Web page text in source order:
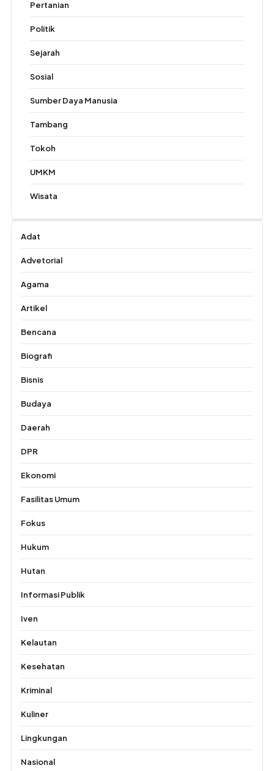
Pertanian
Politik
Sejarah
Sosial
Sumber Daya Manusia
Tambang
Tokoh
UMKM
Wisata
Adat
Advetorial
Agama
Artikel
Bencana
Biografi
Bisnis
Budaya
Daerah
DPR
Ekonomi
Fasilitas Umum
Fokus
Hukum
Hutan
Informasi Publik
Iven
Kelautan
Kesehatan
Kriminal
Kuliner
Lingkungan
Nasional